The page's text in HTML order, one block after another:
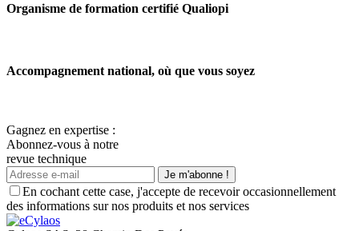
Organisme de formation certifié Qualiopi
Accompagnement national, où que vous soyez
Gagnez en expertise :
Abonnez-vous à notre
revue technique
Je m'abonne !
En cochant cette case, j'accepte de recevoir occasionnellement
des informations sur nos produits et nos services